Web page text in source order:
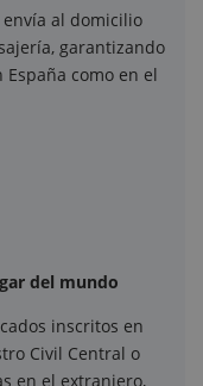
al domicilio
garantizando
como en el
del mundo
inscritos en
Civil Central o
en el extranjero,